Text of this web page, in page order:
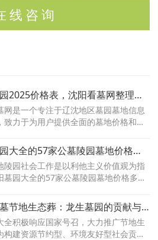
线咨询
2025价格表，沈阳看墓网整理辽
大陵园墓地价格大全方便市民选
网是一个专注于辽沈地区墓园墓地信息
致力于为用户提供全面的墓地价格和相
整理了详细的墓地价格大全，涵盖了沈
、本溪、辽阳、铁岭等城市的主要墓地
大全的57家公墓陵园墓地价格多
陵园社会工作是以利他主义价值观为指
墓园大全的57家公墓陵园墓地价格多
的社会工作服务对殡葬从业人员和丧亲
理援助和情绪疏导。
节地生态葬：龙生墓园的贡献与
全积极响应国家号召，大力推广节地生
构建资源节约型、环境友好型社会贡献